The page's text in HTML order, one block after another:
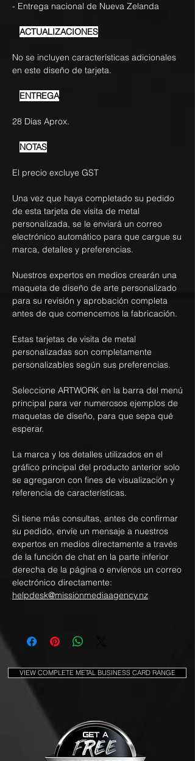
- Entrega nacional de Nueva Zelanda
ACTUALIZACIONES
No se incluyen características adicionales
en este diseño de tarjeta.
ENTREGA
28 Días Aprox.
NOTAS
El precio excluye GST
Una vez que haya completado su pedido
de esta tarjeta de visita de metal
personalizada, se le enviará un correo
electrónico automático para que cargue su
marca, detalles y preferencias.
Nuestros expertos en medios crearán una
maqueta de diseño de arte personalizado
para su revisión y aprobación completa
antes de que comencemos la fabricación.
Estas tarjetas de visita de metal
personalizadas son completamente
personalizables según sus preferencias.
Seleccione ARTWORK en la barra del menú
principal para ver numerosos ejemplos de
maquetas de diseño, para que sepa qué
esperar.
La marca y los detalles utilizados en el
gráfico principal del producto anterior solo
se agregaron con fines de visualización y
referencia de características.
Si tiene más consultas, antes de confirmar
su pedido, envíe un mensaje a nuestros
expertos en medios directamente a través
de la función de chat en la parte inferior
derecha de la página o envíenos un correo
electrónico directamente:
helpdesk@missionmediaagency.nz
VIEW COMPLETE METAL BUSINESS CARD RANGE